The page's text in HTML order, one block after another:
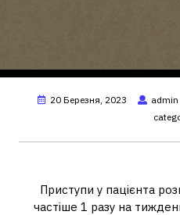
20 Березня, 2023 admin
Приступи у пацієнта
частіше 1 разу на